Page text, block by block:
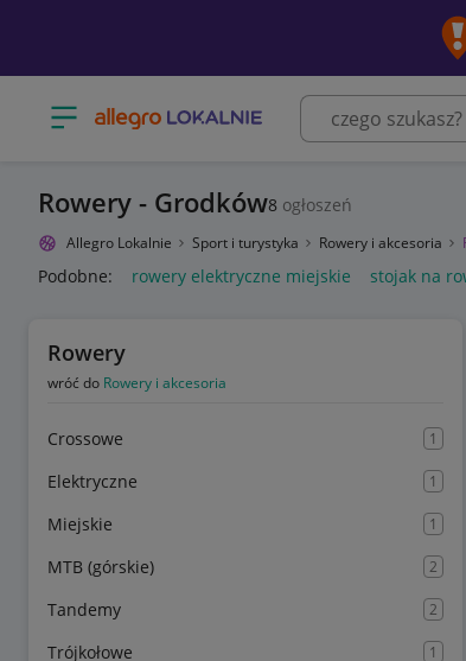
Otwórz menu z kategoriami
Rowery - Grodków8 ogłoszeń
Allegro Lokalnie Sport i turystyka Rowery i akcesoria
Podobne: rowery elektryczne miejskie stojak na
Rowery
wróć do Rowery i akcesoria
Crossowe 1
Elektryczne 1
Miejskie 1
MTB (górskie) 2
Tandemy 2
Trójkołowe 1